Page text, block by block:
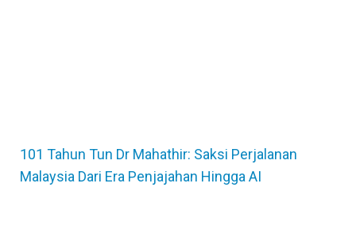
101 Tahun Tun Dr Mahathir: Saksi Perjalanan
Malaysia Dari Era Penjajahan Hingga AI